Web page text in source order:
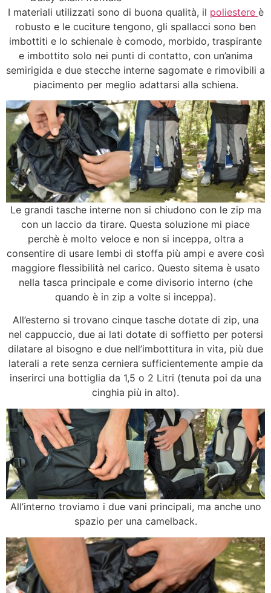
I materiali utilizzati sono di buona qualità, il poliestere è
robusto e le cuciture tengono, gli spallacci sono ben
imbottiti e lo schienale è comodo, morbido, traspirante
e imbottito solo nei punti di contatto, con un’anima
semirigida e due stecche interne sagomate e rimovibili a
piacimento per meglio adattarsi alla schiena.
Le grandi tasche interne non si chiudono con le zip ma
con un laccio da tirare. Questa soluzione mi piace
perchè è molto veloce e non si inceppa, oltra a
consentire di usare lembi di stoffa più ampi e avere così
maggiore flessibilità nel carico. Questo sitema è usato
nella tasca principale e come divisorio interno (che
quando è in zip a volte si inceppa).
All’esterno si trovano cinque tasche dotate di zip, una
nel cappuccio, due ai lati dotate di soffietto per potersi
dilatare al bisogno e due nell’imbottitura in vita, più due
laterali a rete senza cerniera sufficientemente ampie da
inserirci una bottiglia da 1,5 o 2 Litri (tenuta poi da una
cinghia più in alto).
All’interno troviamo i due vani principali, ma anche uno
spazio per una camelback.